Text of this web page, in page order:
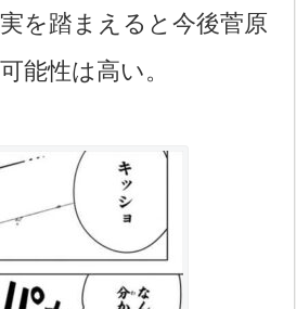
を踏まえると今後菅原
能性は高い。